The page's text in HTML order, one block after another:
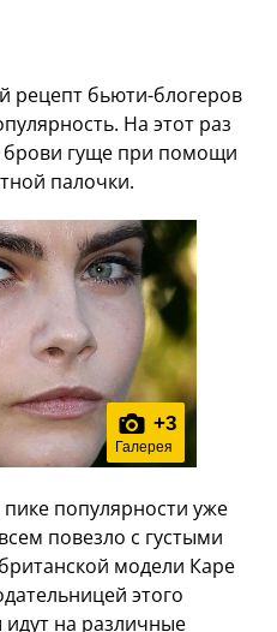
рецепт бьюти-блогеров
На этот раз
брови гуще при помощи
палочки.
+3
Галерея
популярности уже
повезло с густыми
модели Каре
этого
на различные